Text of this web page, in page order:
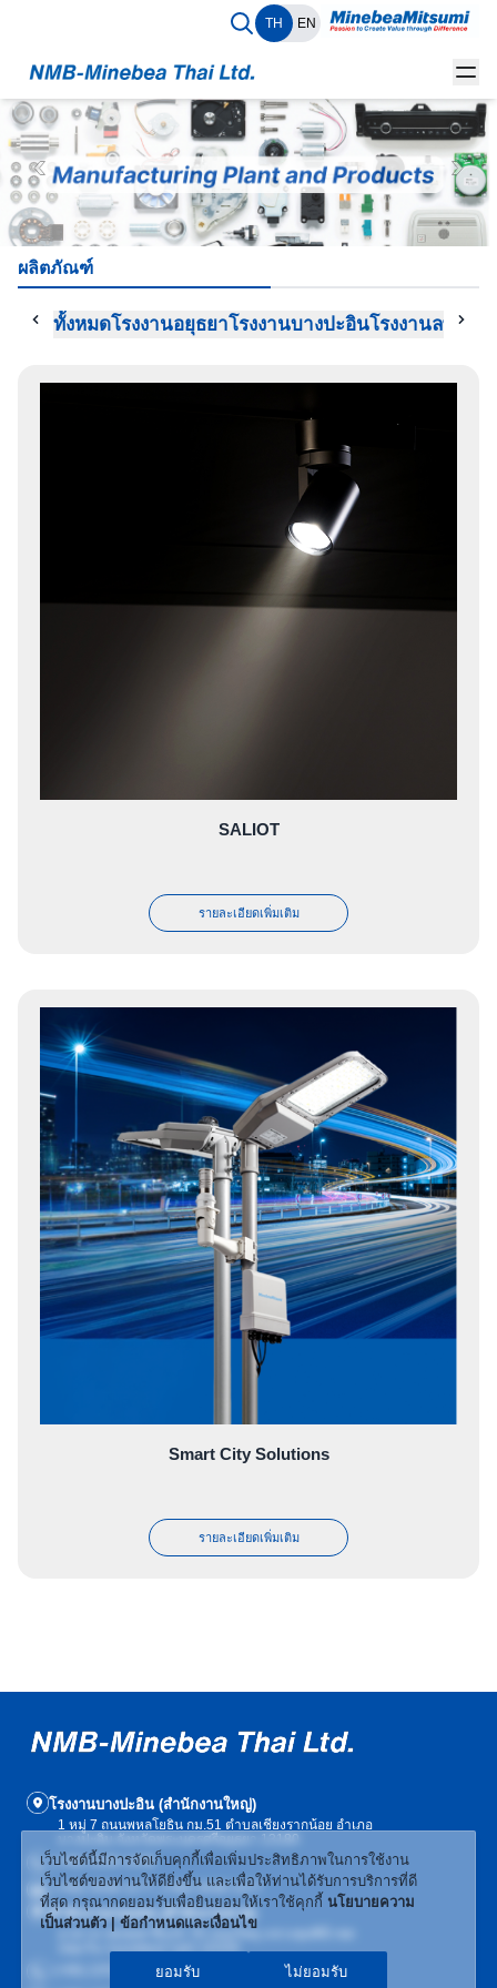
TH EN
ผลิตภัณฑ์
ทั้งหมดโรงงานอยุธยาโรงงานบางปะอินโรงงานลพบุรี
SALIOT
รายละเอียดเพิ่มเติม
Smart City Solutions
รายละเอียดเพิ่มเติม
โรงงานบางปะอิน (สำนักงานใหญ่)
1 หมู่ 7 ถนนพหลโยธิน กม.51 ตำบลเชียงรากน้อย อำเภอ
บางปะอิน จังหวัดพระนครศรีอยุธยา 13180
(+66) 3536-1439
(+66) 3536-1177, (+66) 3536-1477
สำนักงานกรุงเทพ (สำนักงานขาย)
อาคารเวฟเพลส ชั้น19, 55 ถนนวิทยุ แขวงลุมพินี เขต
ปทุมวัน กรุงเทพมหานคร 10330
เว็บไซต์นี้มีการจัดเก็บคุกกี้เพื่อเพิ่มประสิทธิภาพในการใช้งาน
เว็บไซต์ของท่านให้ดียิ่งขึ้น และเพื่อให้ท่านได้รับการบริการที่ดี
ที่สุด กรุณากดยอมรับเพื่อยินยอมให้เราใช้คุกกี้ นโยบายความ
เป็นส่วนตัว | ข้อกำหนดและเงื่อนไข
ยอมรับ ไม่ยอมรับ